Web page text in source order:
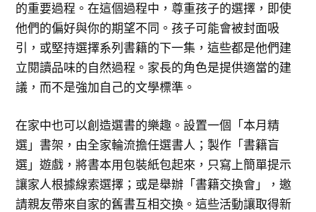
的重要過程。在這個過程中，尊重孩子的選擇，即使
他們的偏好與你的期望不同。孩子可能會被封面吸
引，或堅持選擇系列書籍的下一集，這些都是他們建
立閱讀品味的自然過程。家長的角色是提供適當的建
議，而不是強加自己的文學標準。
在家中也可以創造選書的樂趣。設置一個「本月精
選」書架，由全家輪流擔任選書人；製作「書籍盲
選」遊戲，將書本用包裝紙包起來，只寫上簡單提示
讓家人根據線索選擇；或是舉辦「書籍交換會」，邀
請親友帶來自家的舊書互相交換。這些活動讓取得新